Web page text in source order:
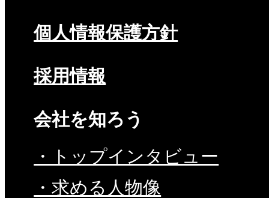
個人情報保護方針
採用情報
会社を知ろう
・トップインタビュー
・求める人物像